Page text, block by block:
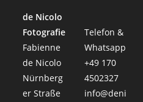
de Nicolo
Fotografie
Fabienne
de Nicolo
Nürnberg
er Straße
Telefon &
Whatsapp
+49 170
4502327
info@deni